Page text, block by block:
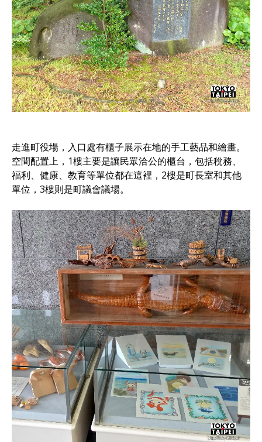
走進町役場，入口處有櫃子展示在地的手工藝品和繪畫。
空間配置上，1樓主要是讓民眾洽公的櫃台，包括稅務、
福利、健康、教育等單位都在這裡，2樓是町長室和其他
單位，3樓則是町議會議場。